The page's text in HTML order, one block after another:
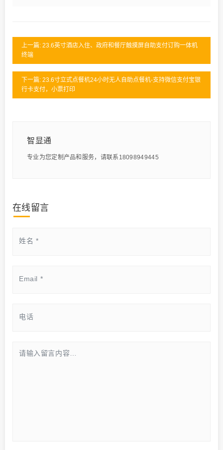
上一篇: 23.6英寸酒店入住、政府和餐厅触摸屏自助支付订购一体机
终端
下一篇: 23.6寸立式点餐机24小时无人自助点餐机-支持微信支付宝银
行卡支付，小票打印
智显通
专业为您定制产品和服务，请联系18098949445
在线留言